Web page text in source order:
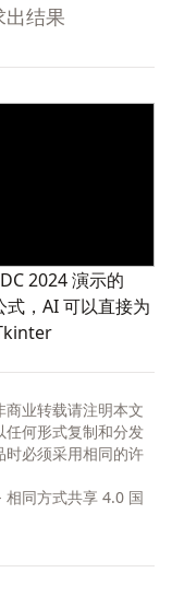
结果
2024 演示的
，AI 可以直接为
业转载请注明本文
任何形式复制和分发
时必须采用相同的许
相同方式共享 4.0 国